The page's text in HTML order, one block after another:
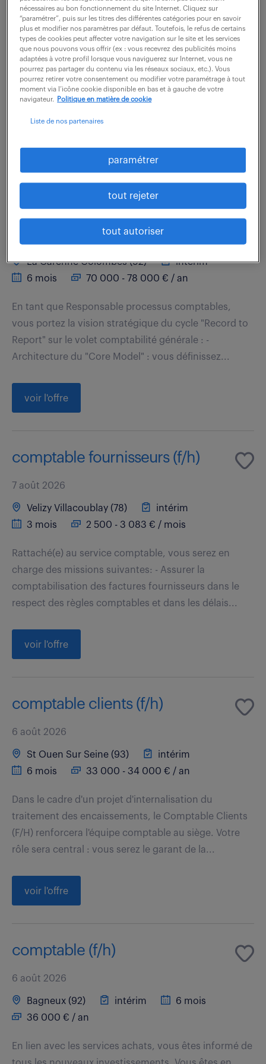
Garant(e) de la production des états financiers dans
le respect des délais légaux et des procédures du
groupe, le/la titulaire joue un rôle pivot dans l'analyse
des flux de management fees, la...
responsable processus
comptables - gl & sap s/4 hana
(f/h)
La Garenne Colombes (92)
intérim
6 mois
70 000 - 78 000 € / an
En tant que Responsable processus comptables,
vous portez la vision stratégique du cycle "Record to
Report" sur le volet comptabilité générale : -
Architecture du "Core Model" : vous définissez...
voir l'offre
comptable fournisseurs (f/h)
7 août 2026
Velizy Villacoublay (78)
intérim
3 mois
2 500 - 3 083 € / mois
Rattaché(e) au service comptable, vous serez en
charge des missions suivantes: - Assurer la
comptabilisation des factures fournisseurs dans le
respect des règles comptables et dans les délais...
voir l'offre
comptable clients (f/h)
6 août 2026
St Ouen Sur Seine (93)
intérim
6 mois
33 000 - 34 000 € / an
Dans le cadre d'un projet d'internalisation du
traitement des encaissements, le Comptable Clients
(F/H) renforcera l'équipe comptable au siège. Votre
rôle sera central : vous serez le garant de la...
voir l'offre
comptable (f/h)
6 août 2026
Bagneux (92) intérim
6 mois
36 000 € / an
En lien avec les services achats, vous êtes informé de
nécessaires au bon fonctionnement du site Internet. Cliquez sur
“paramétrer”, puis sur les titres des différentes catégories pour en savoir
plus et modifier nos paramètres par défaut. Toutefois, le refus de certains
types de cookies peut affecter votre navigation sur le site et les services
que nous pouvons vous offrir (ex : vous recevrez des publicités moins
adaptées à votre profil lorsque vous naviguerez sur Internet, vous ne
pourrez pas partager du contenu via les réseaux sociaux, etc.). Vous
pourrez retirer votre consentement ou modifier votre paramétrage à tout
moment via l’icône cookie disponible en bas et à gauche de votre
navigateur.
Politique en matière de cookie
Liste de nos partenaires
paramétrer
tout rejeter
tout autoriser